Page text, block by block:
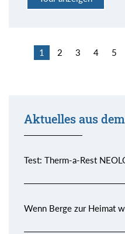
1 2 3 4 5
Aktuelles aus
Test: Therm-a-Rest
Wenn Berge zur Heimat